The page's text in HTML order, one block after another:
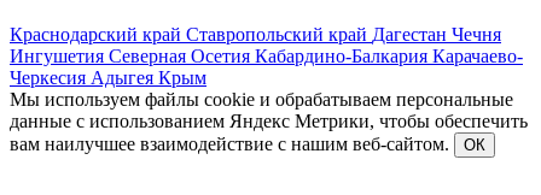
Краснодарский край Ставропольский край Дагестан Чечня
Ингушетия Северная Осетия Кабардино-Балкария Карачаево-
Черкесия Адыгея Крым
Мы используем файлы cookie и обрабатываем персональные
данные с использованием Яндекс Метрики, чтобы обеспечить
вам наилучшее взаимодействие с нашим веб-сайтом.
ОК